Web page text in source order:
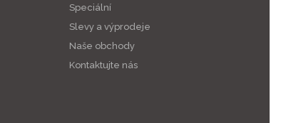
Speciální
Slevy a výprodeje
Naše obchody
Kontaktujte nás